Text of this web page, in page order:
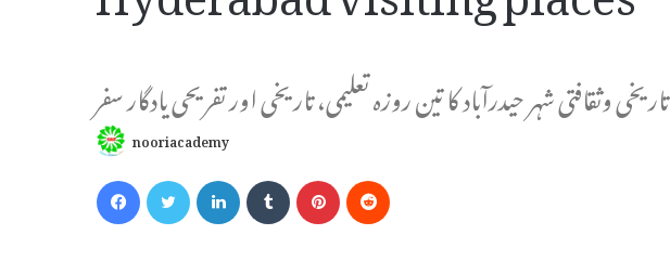
تاریخی وثقافتی شہر حیدرآباد کا تین روزہ تعلیمی، تاریخی اور تفریحی یادگار سفر
nooriacademy